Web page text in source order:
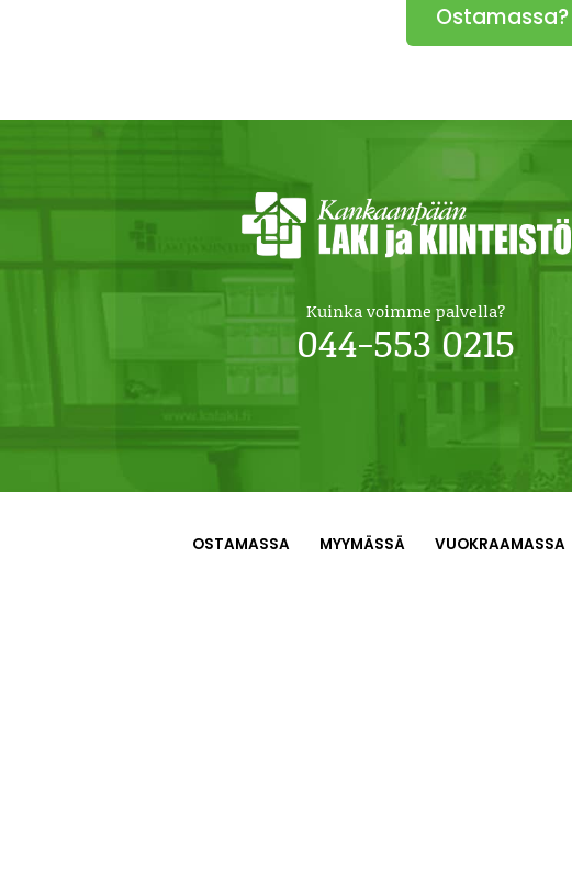
Ostamassa?
Kuinka voimme palvella?
044-553 0215
OSTAMASSA MYYMÄSSÄ VUOKRAAMASSA